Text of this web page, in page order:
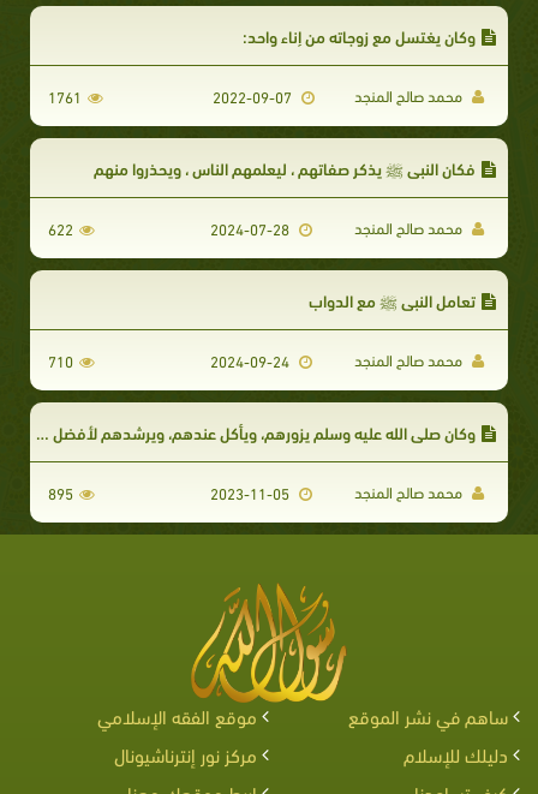
وكان يغتسل مع زوجاته من إناء واحد:
محمد صالح المنجد 1761
فكان النبى ﷺ يذكر صفاتهم ، ليعلمهم الناس ، ويحذروا منهم
محمد صالح المنجد 2024-07-28
622
تعامل النبي ﷺ مع الدواب
محمد صالح المنجد 2024-09-24
710
وكان صلى الله عليه وسلم يزورهم، ويأكل عندهم، ويرشدهم لأفضل وجوه الصدقة
محمد صالح المنجد 2023-11-05
895
ساهم في نشر الموقع
موقع الفقه الإسلامي
دليلك للإسلام
مركز نور إنترناشيونال